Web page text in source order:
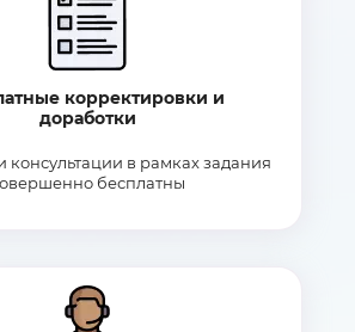
корректировки и
доработки
консультации в рамках задания
бесплатны